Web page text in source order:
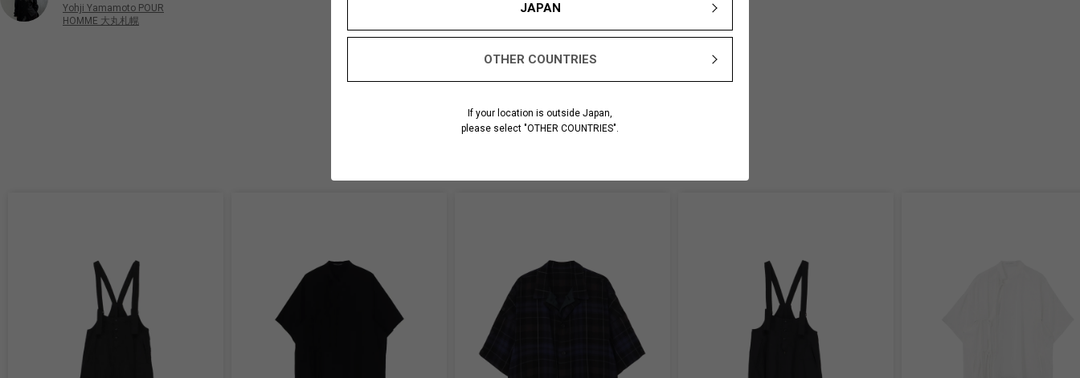
JAPAN
OTHER COUNTRIES
If your location is outside Japan,
please select "OTHER COUNTRIES".
Yohji Yamamoto POUR
HOMME 大丸札幌